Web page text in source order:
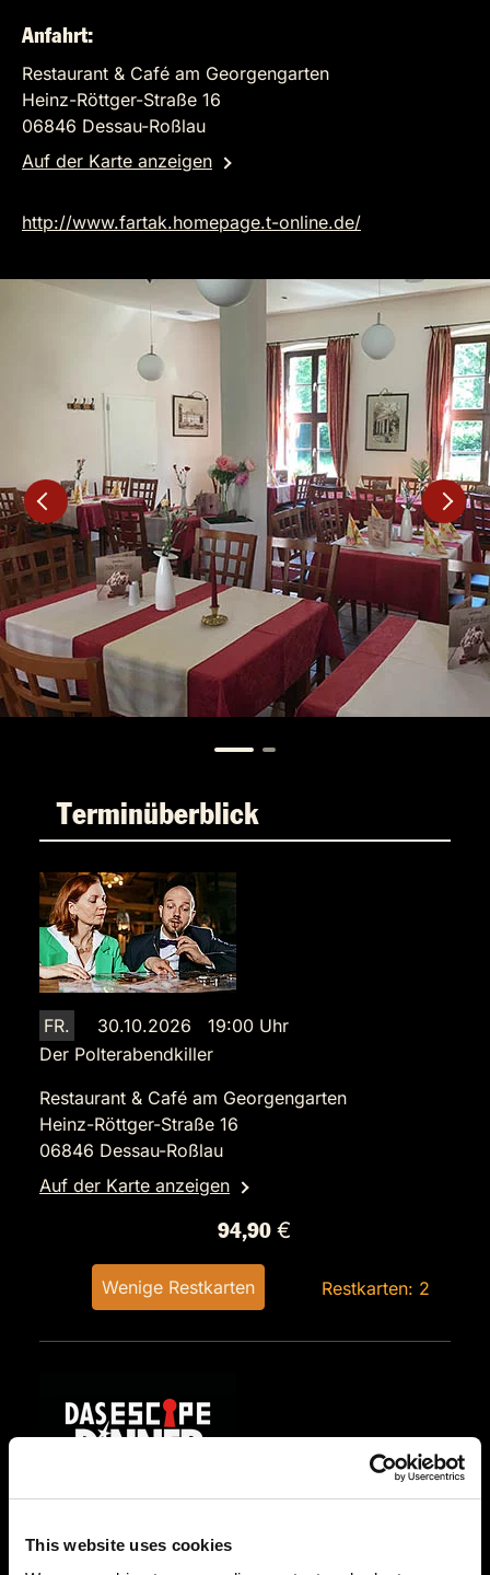
This website uses cookies
Anfahrt:
Restaurant & Café am Georgengarten
Heinz-Röttger-Straße 16
06846 Dessau-Roßlau
Auf der Karte anzeigen
http://www.fartak.homepage.t-online.de/
Terminüberblick
FR.
30.10.2026 19:00 Uhr
Der Polterabendkiller
Restaurant & Café am Georgengarten
Heinz-Röttger-Straße 16
06846 Dessau-Roßlau
Auf der Karte anzeigen
94,90 €
Wenige Restkarten Restkarten: 2
Das Escape Dinner - Escape Room in 3 Gängen